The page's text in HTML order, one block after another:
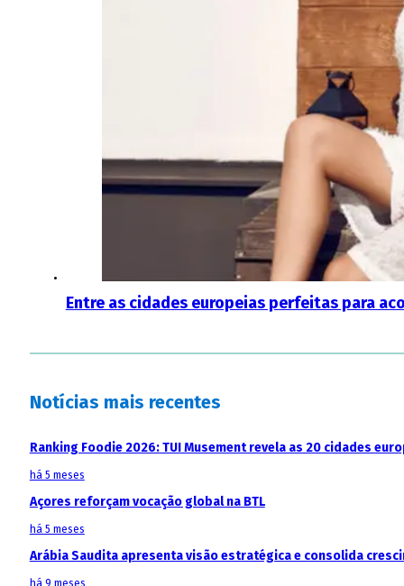
Entre as cidades europeias perfeitas para
Notícias mais recentes
Ranking Foodie 2026: TUI Musement revela as 20 cidades
há 5 meses
Açores reforçam vocação global na BTL
há 5 meses
Arábia Saudita apresenta visão estratégica e consolida
há 9 meses